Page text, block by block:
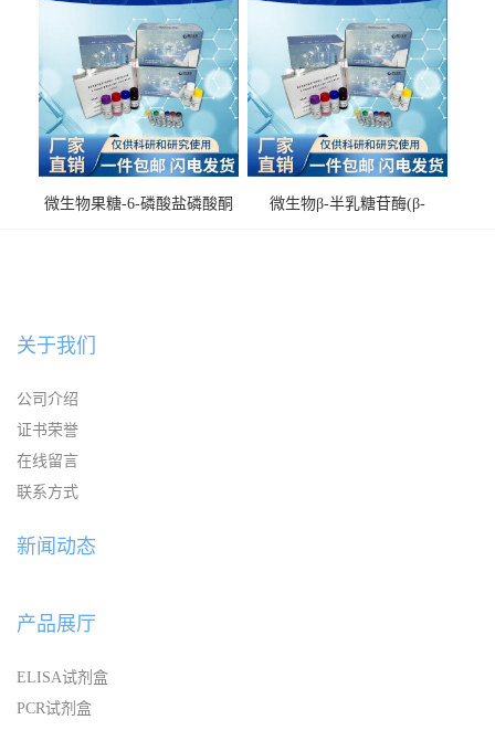
微生物果糖-6-磷酸盐磷酸酮
微生物β-半乳糖苷酶(β-
关于我们
公司介绍
证书荣誉
在线留言
联系方式
新闻动态
产品展厅
ELISA试剂盒
PCR试剂盒